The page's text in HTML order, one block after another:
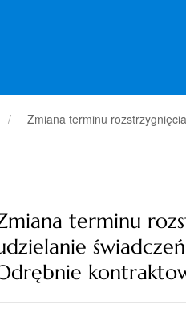
Zmiana terminu
terminu